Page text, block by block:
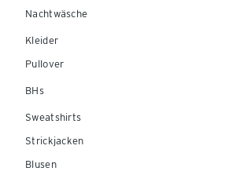
Nachtwäsche
Kleider
Pullover
BHs
Sweatshirts
Strickjacken
Blusen